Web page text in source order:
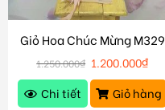
Giỏ Hoa Chúc Mừng M329
1.250.000₫ 1.200.000₫
Chi tiết
Giỏ hàng